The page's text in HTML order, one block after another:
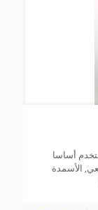
أساسا
الأسمدة